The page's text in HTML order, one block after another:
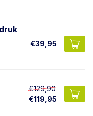
€39,95
€129,90
€119,95